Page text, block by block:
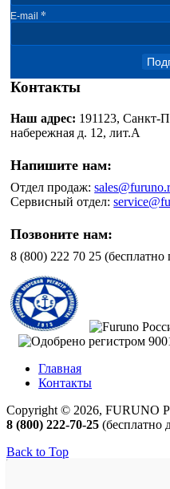
E-mail *
Контакты
Наш адрес: 191123, Санкт-
набережная д. 12, лит.А
Напишите нам:
Отдел продаж:
Сервисный отдел:
Позвоните нам:
8 (800) 222 70 25
Главная
Контакты
Copyright © 2026, FURUNO
8 (800) 222-70-25 (бесплатно
Back to Top